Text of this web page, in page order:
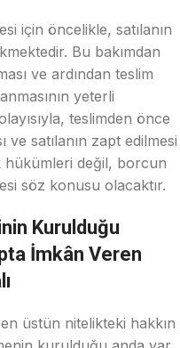
için öncelikle, satılanın
Bu bakımdan
ve ardından teslim
yeterli
teslimden önce
ve satılanın zapt edilmesi
değil, borcun
söz konusu olacaktır.
Kurulduğu
İmkân Veren
üstün nitelikteki hakkın